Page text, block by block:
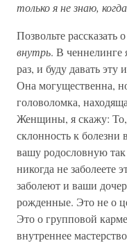
только я не знаю,
Позвольте
внутрь. В ченнелинге
раз, и буду давать
Она могущественна,
головоломка,
Женщины, я скажу: То,
склонность к
вашу родословную
никогда не заболеете
заболеют и ваши
рожденные. Это не о
Это о групповой
внутреннее